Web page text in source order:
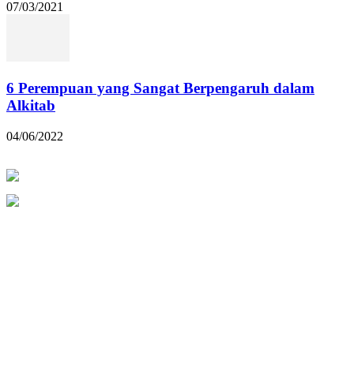
07/03/2021
6 Perempuan yang Sangat Berpengaruh dalam
Alkitab
04/06/2022